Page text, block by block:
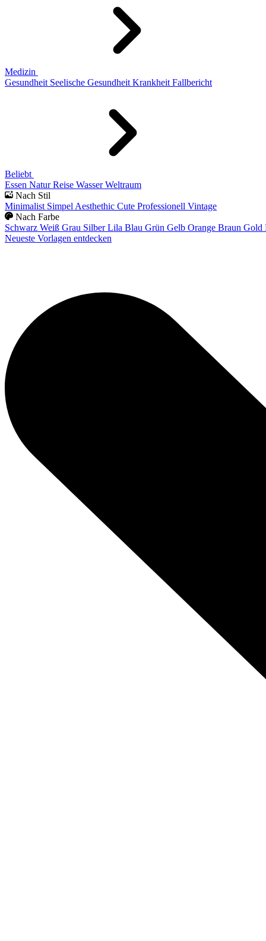
Medizin
Gesundheit Seelische Gesundheit Krankheit Fallbericht
Beliebt
Essen Natur Reise Wasser Weltraum
Nach Stil
Minimalist Simpel Aesthethic Cute Professionell Vintage
Nach Farbe
Schwarz Weiß Grau Silber Lila Blau Grün Gelb Orange Braun Gold
Neueste Vorlagen entdecken